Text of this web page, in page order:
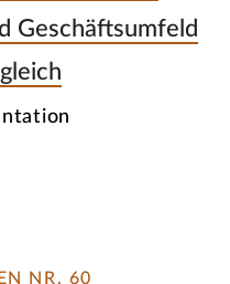
Geschäftsumfeld
NR. 60